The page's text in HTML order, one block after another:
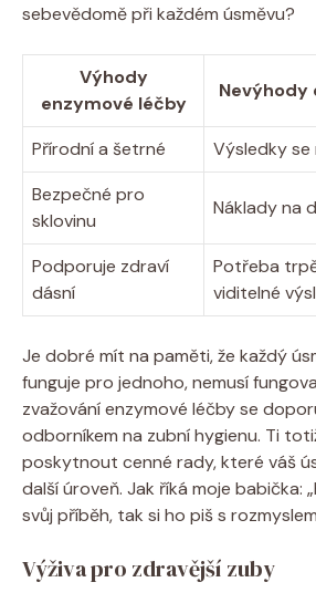
sebevědomě při každém úsměvu?
Výhody
enzymové léčby
Nevýhody
Přírodní a šetrné
Výsledky se
Bezpečné pro
sklovinu
Náklady na
Podporuje zdraví
dásní
Potřeba
viditelné
Je dobré mít na paměti, že každý
funguje pro jednoho, nemusí
zvažování enzymové léčby se
odborníkem na zubní hygienu. Ti
poskytnout cenné rady, které váš
další úroveň. Jak říká moje babička:
svůj příběh, tak si ho piš s
Výživa pro zdravější zuby